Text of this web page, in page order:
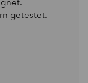
getestet.